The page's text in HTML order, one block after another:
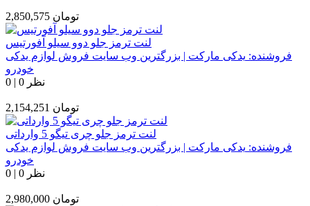
2,850,575 تومان
لنت ترمز جلو دوو سیلو آفورتیس
فروشنده: یدکی مارکت | بزرگترین وب سایت فروش لوازم یدکی
خودرو
0 | 0 نظر
2,154,251 تومان
لنت ترمز جلو چری تیگو 5 وارداتی
فروشنده: یدکی مارکت | بزرگترین وب سایت فروش لوازم یدکی
خودرو
0 | 0 نظر
2,980,000 تومان